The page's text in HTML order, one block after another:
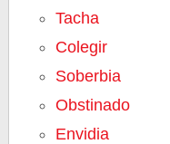
Tacha
Colegir
Soberbia
Obstinado
Envidia